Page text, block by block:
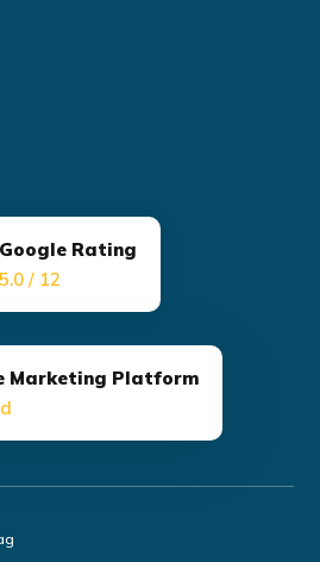
Google Rating
5.0 / 12
Marketing Platform